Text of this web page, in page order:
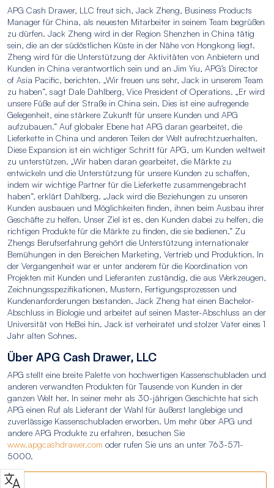
APG Cash Drawer, LLC freut sich, Jack Zheng, Business Products
Manager für China, als neuesten Mitarbeiter in seinem Team begrüßen
zu dürfen. Jack Zheng wird in der Region Shenzhen in China tätig
sein, die an der südöstlichen Küste in der Nähe von Hongkong liegt.
Zheng wird für die Unterstützung der Aktivitäten von Anbietern und
Kunden in China verantwortlich sein und an Jim Yiu, APG’s Director
of Asia Pacific, berichten. „Wir freuen uns sehr, Jack in unserem Team
zu haben“, sagt Dale Dahlberg, Vice President of Operations. „Er wird
unsere Füße auf der Straße in China sein. Dies ist eine aufregende
Gelegenheit, eine stärkere Zukunft für unsere Kunden und APG
aufzubauen.“ Auf globaler Ebene hat APG daran gearbeitet, die
Lieferkette in China und anderen Teilen der Welt aufrechtzuerhalten.
Diese Expansion ist ein wichtiger Schritt für APG, um Kunden weltweit
zu unterstützen. „Wir haben daran gearbeitet, die Märkte zu
entwickeln und die Unterstützung für unsere Kunden zu schaffen,
indem wir wichtige Partner für die Lieferkette zusammengebracht
haben“, erklärt Dahlberg. „Jack wird die Beziehungen zu unseren
Kunden ausbauen und Möglichkeiten finden, ihnen beim Ausbau ihrer
Geschäfte zu helfen. Unser Ziel ist es, den Kunden dabei zu helfen, die
richtigen Produkte für die Märkte zu finden, die sie bedienen.“ Zu
Zhengs Berufserfahrung gehört die Unterstützung internationaler
Bemühungen in den Bereichen Marketing, Vertrieb und Produktion. In
der Vergangenheit war er unter anderem für die Koordination von
Projekten mit Kunden und Lieferanten zuständig, die aus Werkzeugen,
Zeichnungsspezifikationen, Mustern, Fertigungsprozessen und
Kundenanforderungen bestanden. Jack Zheng hat einen Bachelor-
Abschluss in Biologie und arbeitet auf seinen Master-Abschluss an der
Universität von HeBei hin. Jack ist verheiratet und stolzer Vater eines 1
Jahr alten Sohnes.
Über APG Cash Drawer, LLC
APG stellt eine breite Palette von hochwertigen Kassenschubladen und
anderen verwandten Produkten für Tausende von Kunden in der
ganzen Welt her. In seiner mehr als 30-jährigen Geschichte hat sich
APG einen Ruf als Lieferant der Wahl für äußerst langlebige und
zuverlässige Kassenschubladen erworben. Um mehr über APG und
andere APG Produkte zu erfahren, besuchen Sie
www.apgcashdrawer.com oder rufen Sie uns an unter 763-571-
5000.